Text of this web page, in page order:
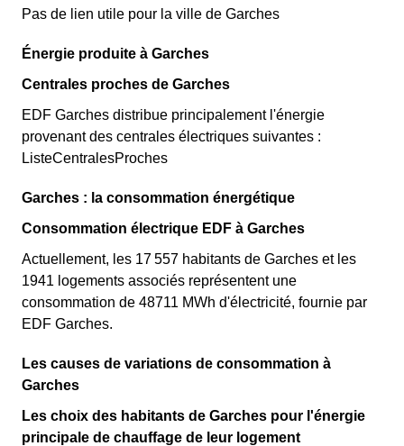
Pas de lien utile pour la ville de Garches
Énergie produite à Garches
Centrales proches de Garches
EDF Garches distribue principalement l'énergie
provenant des centrales électriques suivantes :
ListeCentralesProches
Garches : la consommation énergétique
Consommation électrique EDF à Garches
Actuellement, les 17 557 habitants de Garches et les
1941 logements associés représentent une
consommation de 48711 MWh d'électricité, fournie par
EDF Garches.
Les causes de variations de consommation à
Garches
Les choix des habitants de Garches pour l'énergie
principale de chauffage de leur logement